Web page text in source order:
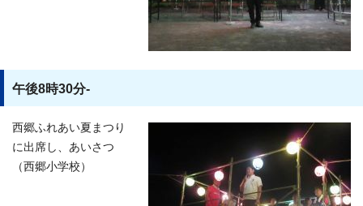
午後8時30分-
西郷ふれあい夏まつり
に出席し、あいさつ
（西郷小学校）